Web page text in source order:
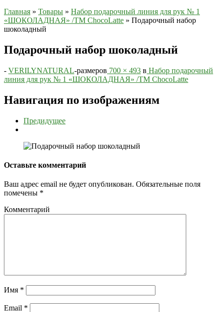
Главная » Товары » Набор подарочный линия для рук № 1
«ШОКОЛАДНАЯ» /TM ChocoLatte » Подарочный набор
шоколадный
Подарочный набор шоколадный
- VERILYNATURAL-размеров 700 × 493 в Набор подарочный
линия для рук № 1 «ШОКОЛАДНАЯ» /TM ChocoLatte
Навигация по изображениям
Предидущее
Оставьте комментарий
Ваш адрес email не будет опубликован. Обязательные поля
помечены *
Комментарий
Имя *
Email *